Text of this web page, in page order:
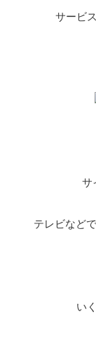
サービ
サ
テレビなど
い